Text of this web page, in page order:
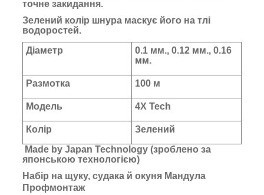
точне закидання.
Зелений колір шнура маскує його на тлі
водоростей.
Діаметр
0.1 мм., 0.12 мм., 0.16
мм.
Размотка 100 м
Модель 4X Tech
Колір
Зелений
Made by Japan Technology (зроблено за
японською технологією)
Набір на щуку, судака й окуня Мандула
Профмонтаж